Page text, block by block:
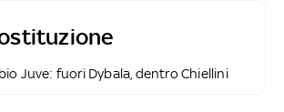
Juve: fuori Dybala, dentro Chiellini